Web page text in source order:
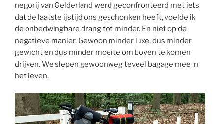
negorij van Gelderland werd geconfronteerd met iets
dat de laatste ijstijd ons geschonken heeft, voelde ik
de onbedwingbare drang tot minder. En niet op de
negatieve manier. Gewoon minder luxe, dus minder
gewicht en dus minder moeite om boven te komen
drijven. We slepen gewoonweg teveel bagage mee in
het leven.